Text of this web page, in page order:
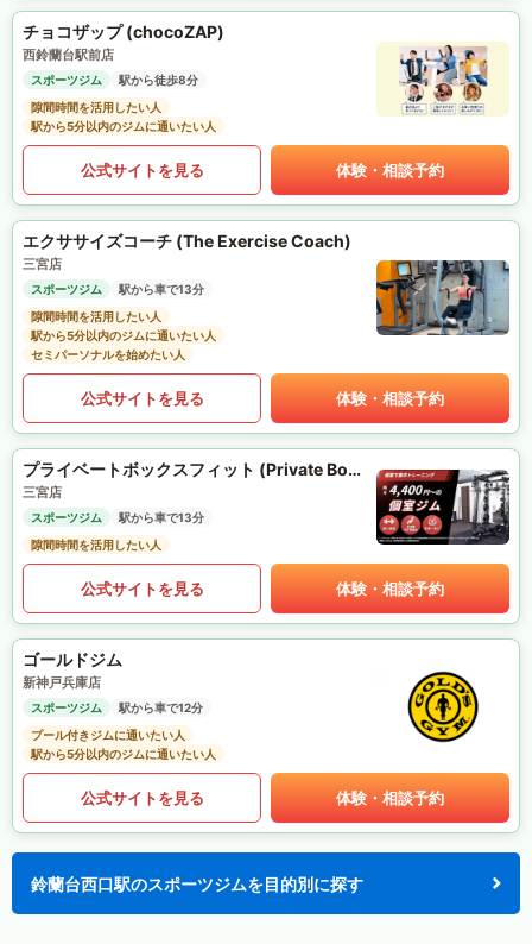
チョコザップ (chocoZAP)
西鈴蘭台駅前店
スポーツジム
駅から徒歩8分
隙間時間を活用したい人
駅から5分以内のジムに通いたい人
公式サイトを見る 体験・相談予約
エクササイズコーチ (The Exercise Coach)
三宮店
スポーツジム
駅から車で13分
隙間時間を活用したい人
駅から5分以内のジムに通いたい人
セミパーソナルを始めたい人
公式サイトを見る 体験・相談予約
プライベートボックスフィット (Private Box Fit)
三宮店
スポーツジム
駅から車で13分
隙間時間を活用したい人
公式サイトを見る 体験・相談予約
ゴールドジム
新神戸兵庫店
スポーツジム
駅から車で12分
プール付きジムに通いたい人
駅から5分以内のジムに通いたい人
公式サイトを見る 体験・相談予約
鈴蘭台西口駅のスポーツジムを目的別に探す